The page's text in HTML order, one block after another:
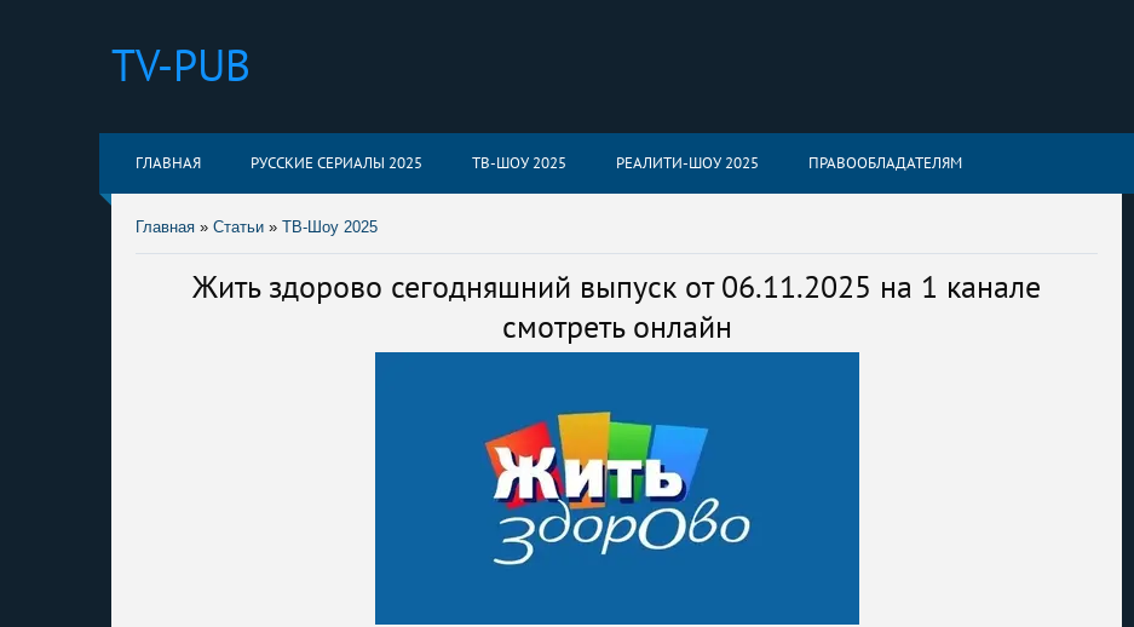
TV-PUB
ГЛАВНАЯ РУССКИЕ СЕРИАЛЫ 2025 ТВ-ШОУ 2025 РЕАЛИТИ-ШОУ 2025 ПРАВООБЛАДАТЕЛЯМ
Главная » Статьи » ТВ-Шоу 2025
Жить здорово сегодняшний выпуск от 06.11.2025 на 1 канале
смотреть онлайн